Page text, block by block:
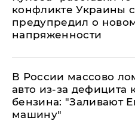
конфликте Украины
предупредил о
напряженности
В России массово
авто из-за дефицита
бензина: "Заливают
машину"